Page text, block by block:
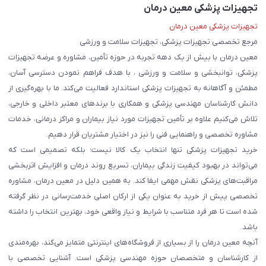
تجهیزات پزشکی معین درمان
تجهیزات پزشکی معین درمان
مرجع تخصصی تجهیزات پزشکی، تجهیزات سلامت و ورزشی
معین درمان با بیش از یک دهه تجربه در حوزه تأمین، مشاوره و عرضه تجهیزات
پزشکی، توانبخشی و سلامت و ورزشی ، با هدف فراهم نمودن دسترسی آسان،
مطمئن و آگاهانه به تجهیزات پزشکی استاندارد فعالیت می‌کند. ما با بهره‌گیری از
دانش کارشناسان مهندسی پزشکی و همکاری با برندهای معتبر داخلی و خارجی،
تلاش می‌کنیم علاوه بر تأمین تجهیزات مورد نیاز بیماران و مراکز درمانی، خدمات
مشاوره تخصصی و راهنمایی فنی را نیز در اختیار مشتریان قرار دهیم.
خرید تجهیزات پزشکی تنها انتخاب یک کالا نیست؛ بلکه تصمیمی است که
می‌تواند در بهبود کیفیت زندگی بیماران، تسریع روند درمان و افزایش اثربخشی
مراقبت‌های پزشکی نقش مهمی ایفا کند. به همین دلیل در معین درمان، مشاوره
تخصصی پیش از خرید به عنوان یکی از ارکان اصلی خدمت‌رسانی در نظر گرفته
شده است تا هر فرد متناسب با شرایط و نیاز واقعی خود، بهترین انتخاب را داشته
باشد.
آنچه معین درمان را از بسیاری از فروشگاه‌های اینترنتی متمایز می‌کند، بهره‌مندی
از کارشناسان و متخصصان حوزه مهندسی پزشکی است. آشنایی تخصصی با